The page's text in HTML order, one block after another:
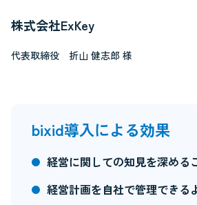
株式会社ExKey
代表取締役 折山 健志郎 様
bixid導入による効果
経営に関しての知見を深める
経営計画を自社で管理できる